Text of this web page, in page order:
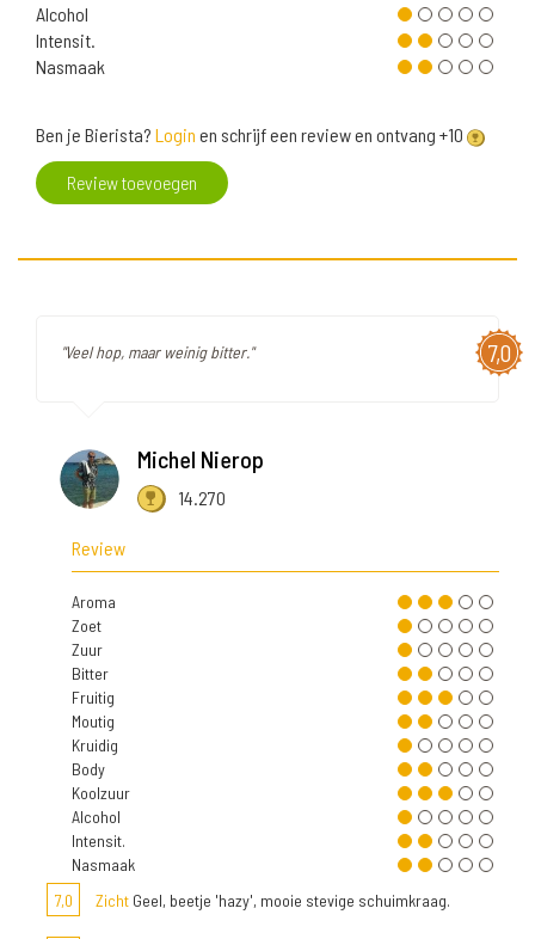
Alcohol
Intensit.
Nasmaak
Ben je Bierista? Login en schrijf een review en ontvang +10
Review toevoegen
7,0
"Veel hop, maar weinig bitter."
Michel Nierop
14.270
Review
Aroma
Zoet
Zuur
Bitter
Fruitig
Moutig
Kruidig
Body
Koolzuur
Alcohol
Intensit.
Nasmaak
7,0
Zicht Geel, beetje 'hazy', mooie stevige schuimkraag.